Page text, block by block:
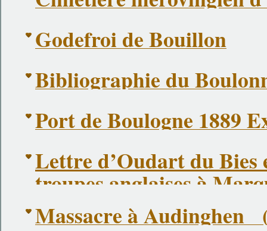
Godefroi de Bouillon
Bibliographie du
Port de Boulogne 1889
Lettre d’Oudart du Bies
troupes anglaises à
Massacre à Audinghen